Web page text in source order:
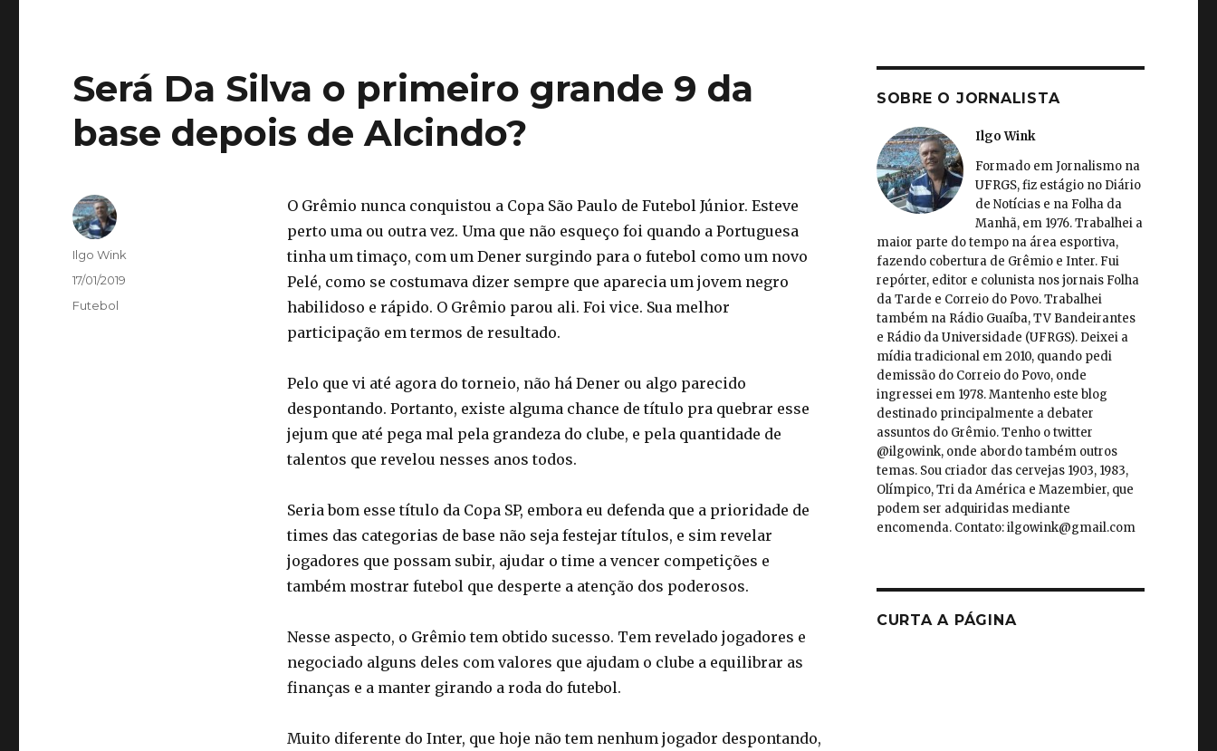
Será Da Silva o primeiro grande 9 da
base depois de Alcindo?
O Grêmio nunca conquistou a Copa São Paulo de Futebol Júnior. Esteve
perto uma ou outra vez. Uma que não esqueço foi quando a Portuguesa
tinha um timaço, com um Dener surgindo para o futebol como um novo
Pelé, como se costumava dizer sempre que aparecia um jovem negro
habilidoso e rápido. O Grêmio parou ali. Foi vice. Sua melhor
participação em termos de resultado.
Pelo que vi até agora do torneio, não há Dener ou algo parecido
despontando. Portanto, existe alguma chance de título pra quebrar esse
jejum que até pega mal pela grandeza do clube, e pela quantidade de
talentos que revelou nesses anos todos.
Seria bom esse título da Copa SP, embora eu defenda que a prioridade de
times das categorias de base não seja festejar títulos, e sim revelar
jogadores que possam subir, ajudar o time a vencer competições e
também mostrar futebol que desperte a atenção dos poderosos.
Nesse aspecto, o Grêmio tem obtido sucesso. Tem revelado jogadores e
negociado alguns deles com valores que ajudam o clube a equilibrar as
finanças e a manter girando a roda do futebol.
Muito diferente do Inter, que hoje não tem nenhum jogador despontando,
Autor
Ilgo Wink
Publicado
17/01/2019
Categorias
Futebol
SOBRE O JORNALISTA
Ilgo Wink
Formado em Jornalismo na
UFRGS, fiz estágio no Diário
de Notícias e na Folha da
Manhã, em 1976. Trabalhei a
maior parte do tempo na área esportiva,
fazendo cobertura de Grêmio e Inter. Fui
repórter, editor e colunista nos jornais Folha
da Tarde e Correio do Povo. Trabalhei
também na Rádio Guaíba, TV Bandeirantes
e Rádio da Universidade (UFRGS). Deixei a
mídia tradicional em 2010, quando pedi
demissão do Correio do Povo, onde
ingressei em 1978. Mantenho este blog
destinado principalmente a debater
assuntos do Grêmio. Tenho o twitter
@ilgowink, onde abordo também outros
temas. Sou criador das cervejas 1903, 1983,
Olímpico, Tri da América e Mazembier, que
podem ser adquiridas mediante
encomenda. Contato: ilgowink@gmail.com
CURTA A PÁGINA